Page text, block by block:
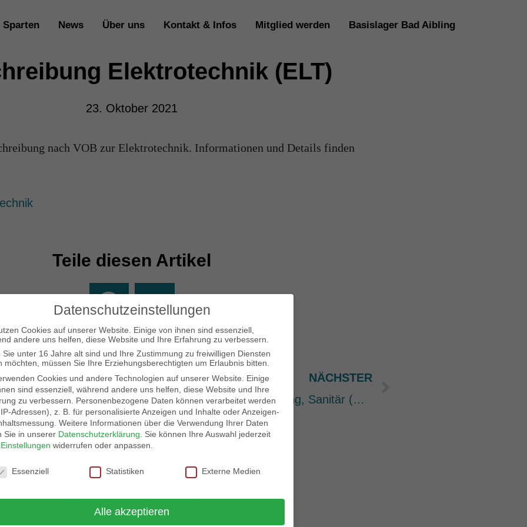
Sparten News Über uns Kontakt & Infos Mitglied werden Basislager Bad Aibling
Elektrotechnik (ELT)
23. Oktober 2021
nach VOB zur Elektrotechnik. Informationen und Details finden
Teile diesen Artikel
NÄCHSTER
Ausschreibung Heizung, Lüftung, Sanitär (HLS)
Kontakt & Infos
Datenschutzeinstellungen
Cookies auf unserer Website. Einige von ihnen sind essenziell,
andere uns helfen, diese Website und Ihre Erfahrung zu verbessern.
Sie unter 16 Jahre alt sind und Ihre Zustimmung zu freiwilligen Diensten
möchten, müssen Sie Ihre Erziehungsberechtigten um Erlaubnis bitten.
Cookies und andere Technologien auf unserer Website. Einige
sind essenziell, während andere uns helfen, diese Website und Ihre
zu verbessern.
Personenbezogene Daten können verarbeitet werden
Adressen), z. B. für personalisierte Anzeigen und Inhalte oder Anzeigen-
Weitere Informationen über die Verwendung Ihrer Daten
Sie in unserer Datenschutzerklärung
Sie können Ihre Auswahl jederzeit
Einstellungen widerrufen oder anpassen.
Essenziell
Statistiken Externe Medien
Alle akzeptieren